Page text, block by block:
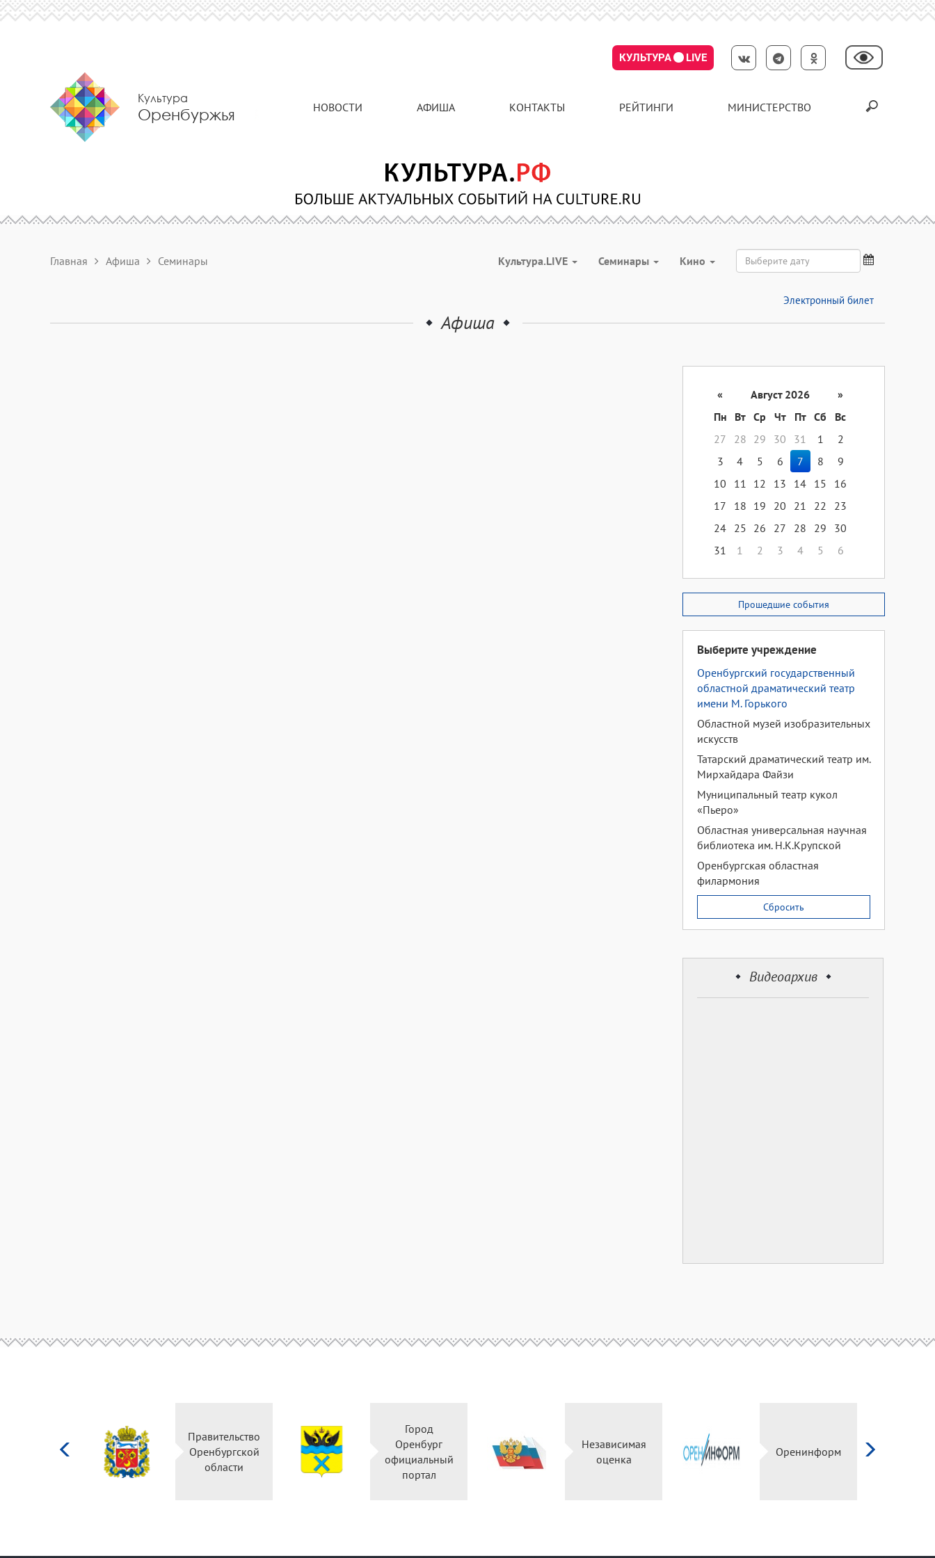
КУЛЬТУРА LIVE
Культура
Оренбуржья НОВОСТИ АФИША КОНТАКТЫ РЕЙТИНГИ МИНИСТЕРСТВО
Главная Афиша Семинары Культура.LIVE Семинары Кино
Электронный билет
Афиша
« Август 2026
»
Пн
Вт Ср Чт Пт Сб
Вс
27
28 29 30 31 1
2
3
4 5 6 7 8
9
10
11 12 13 14 15
16
17
18 19 20 21 22
23
24 25 26 27 28 29
30
31
1 2 3 4 5 6
Прошедшие события
Выберите учреждение
Оренбургский государственный
областной драматический театр
имени М. Горького
Областной музей изобразительных
искусств
Татарский драматический театр им.
Мирхайдара Файзи
Муниципальный театр кукол
«Пьеро»
Областная универсальная научная
библиотека им. Н.К.Крупской
Оренбургская областная
филармония
Сбросить
Видеоархив
Правительство
Оренбургской
области
Город
Оренбург
официальный
портал
Независимая
оценка
Оренинформ